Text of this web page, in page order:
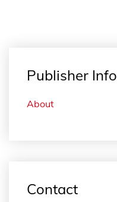
Publisher Info
About
Contact